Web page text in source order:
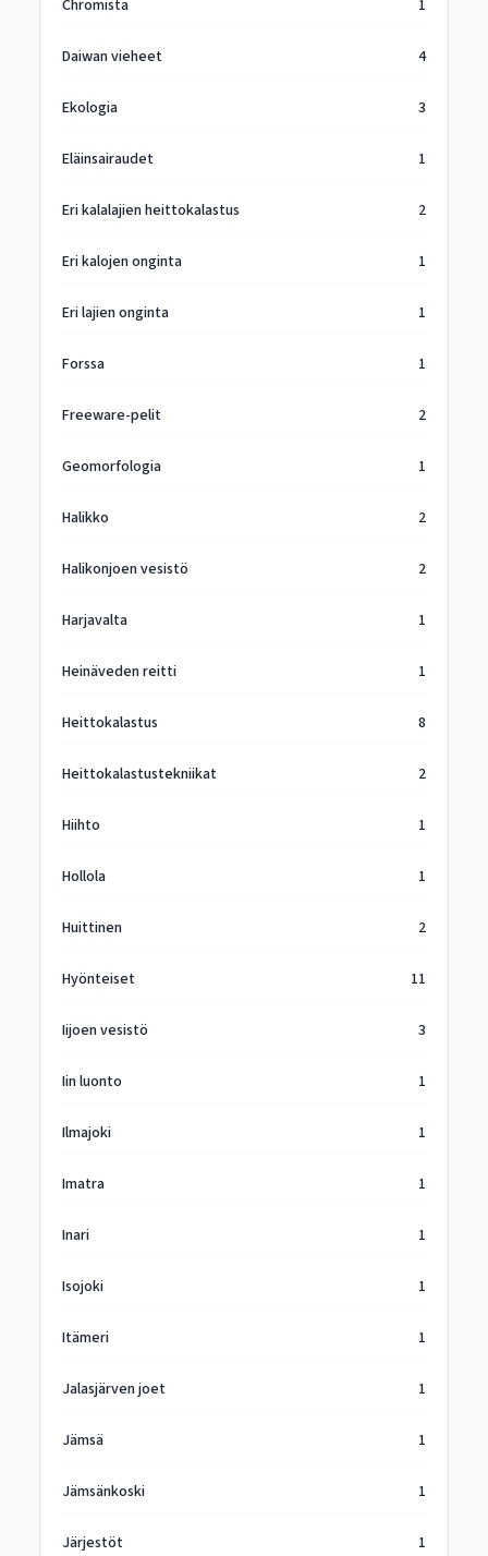
Chromista 1
Daiwan vieheet 4
Ekologia 3
Eläinsairaudet 1
Eri kalalajien heittokalastus 2
Eri kalojen onginta 1
Eri lajien onginta 1
Forssa 1
Freeware-pelit 2
Geomorfologia 1
Halikko 2
Halikonjoen vesistö 2
Harjavalta 1
Heinäveden reitti 1
Heittokalastus 8
Heittokalastustekniikat 2
Hiihto 1
Hollola 1
Huittinen 2
Hyönteiset 11
Iijoen vesistö 3
Iin luonto 1
Ilmajoki 1
Imatra 1
Inari 1
Isojoki 1
Itämeri 1
Jalasjärven joet 1
Jämsä 1
Jämsänkoski 1
Järjestöt 1